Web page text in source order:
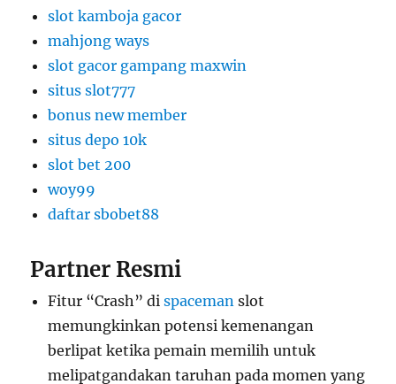
slot kamboja gacor
mahjong ways
slot gacor gampang maxwin
situs slot777
bonus new member
situs depo 10k
slot bet 200
woy99
daftar sbobet88
Partner Resmi
Fitur “Crash” dispaceman slot
memungkinkan potensi kemenangan
berlipat ketika pemain memilih untuk
melipatgandakan taruhan pada momen yang